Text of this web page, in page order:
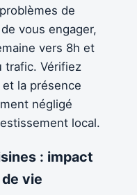
de
vous engager,
vers 8h et
trafic. Vérifiez
et la présence
négligé
local.
: impact
vie